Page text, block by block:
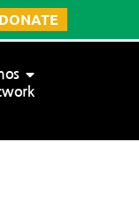
DONATE